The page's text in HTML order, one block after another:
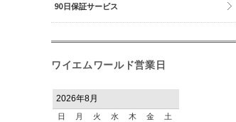
90日保証サービス
ワイエムワールド営業日